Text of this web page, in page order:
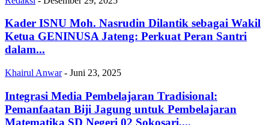
Kader ISNU Moh. Nasrudin Dilantik sebagai Wakil
Ketua GENINUSA Jateng: Perkuat Peran Santri
dalam...
Khairul Anwar - Juni 23, 2025
Integrasi Media Pembelajaran Tradisional:
Pemanfaatan Biji Jagung untuk Pembelajaran
Matematika SD Negeri 02 Sokosari,...